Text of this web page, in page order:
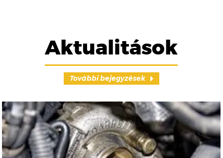
Aktualitások
További bejegyzések